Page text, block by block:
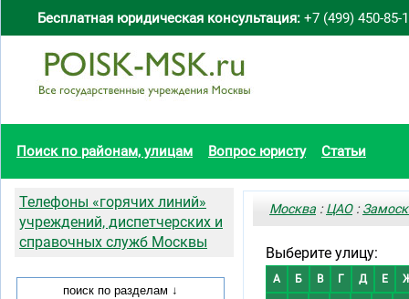
Бесплатная юридическая консультация: +7 (499) 450-85-
Поиск по районам, улицам Вопрос юристу Статьи
Москва :ЦАО:
Выберите улицу:
А Б В Г Д Е
Телефоны «горячих линий»
учреждений, диспетчерских и
справочных служб Москвы